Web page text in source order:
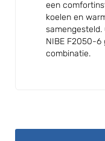
een
koelen en
samengesteld.
NIBE F2050-6
combinatie.